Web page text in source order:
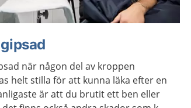
när någon del av kroppen
helt stilla för att kunna läka efter en
är att du brutit ett ben eller